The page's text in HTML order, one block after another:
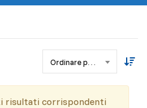
risultati corrispondenti